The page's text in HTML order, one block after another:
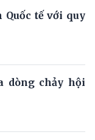
Quốc tế với quy
dòng chảy hội